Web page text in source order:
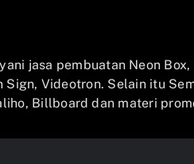
jasa pembuatan Neon Box,
Videotron. Selain itu
Billboard dan materi